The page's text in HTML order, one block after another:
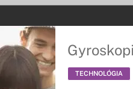
TECHNOLÓGIA